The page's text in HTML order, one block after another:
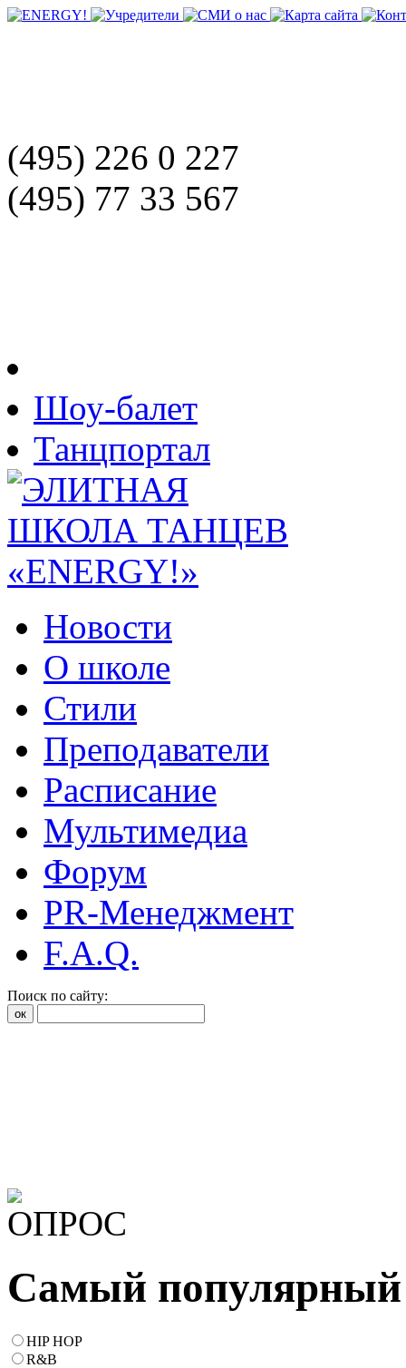
(495) 226 0 227
(495) 77 33 567
Шоу-балет
Танцпортал
Новости
О школе
Стили
Преподаватели
Расписание
Мультимедиа
Форум
PR-Менеджмент
F.A.Q.
Поиск по сайту:
Самый популярный
HIP HOP
R&B